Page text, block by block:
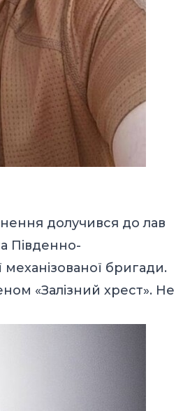
долучився до лав
Південно-
бригади.
«Залізний хрест». Не